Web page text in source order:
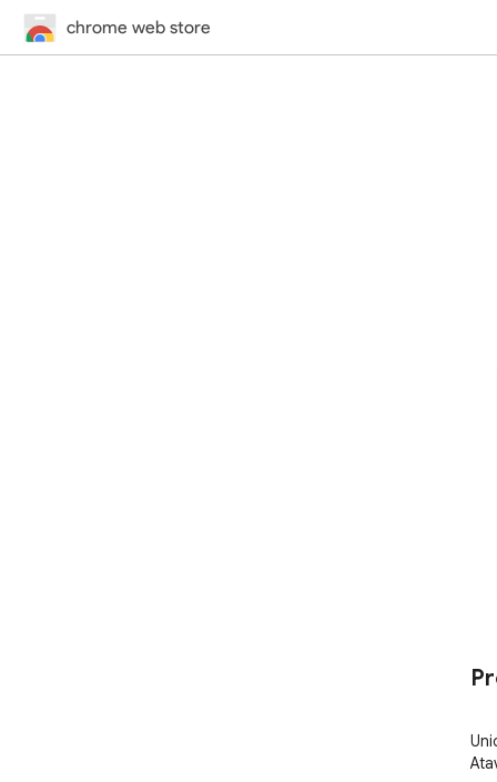
chrome web store